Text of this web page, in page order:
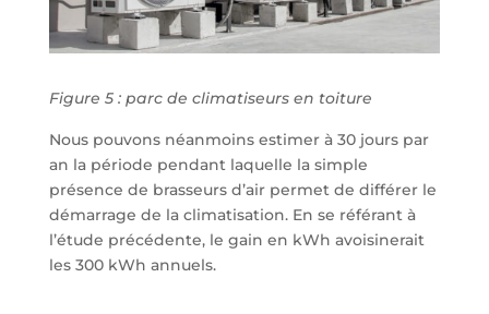
Figure 5 : parc de climatiseurs en toiture
Nous pouvons néanmoins estimer à 30 jours par
an la période pendant laquelle la simple
présence de brasseurs d’air permet de différer le
démarrage de la climatisation. En se référant à
l’étude précédente, le gain en kWh avoisinerait
les 300 kWh annuels.